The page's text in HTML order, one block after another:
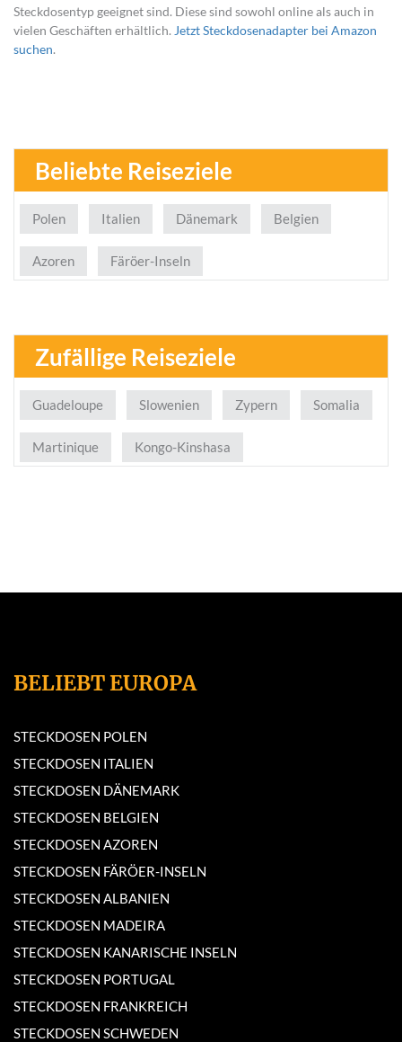
Steckdosentyp geeignet sind. Diese sind sowohl online als auch in
vielen Geschäften erhältlich. Jetzt Steckdosenadapter bei Amazon
suchen.
Beliebte Reiseziele
Polen Italien Dänemark Belgien
Azoren Färöer-Inseln
Zufällige Reiseziele
Guadeloupe Slowenien Zypern Somalia
Martinique Kongo-Kinshasa
BELIEBT EUROPA
STECKDOSEN POLEN
STECKDOSEN ITALIEN
STECKDOSEN DÄNEMARK
STECKDOSEN BELGIEN
STECKDOSEN AZOREN
STECKDOSEN FÄRÖER-INSELN
STECKDOSEN ALBANIEN
STECKDOSEN MADEIRA
STECKDOSEN KANARISCHE INSELN
STECKDOSEN PORTUGAL
STECKDOSEN FRANKREICH
STECKDOSEN SCHWEDEN